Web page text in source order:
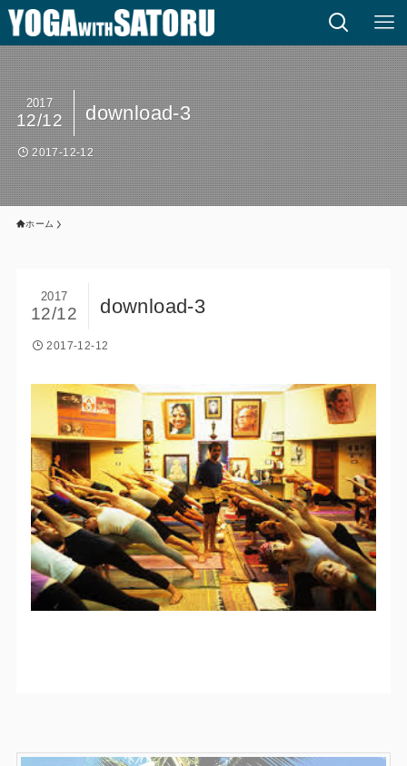
download-3
2017
12/12
2017-12-12
ホーム
download-3
2017
12/12
2017-12-12